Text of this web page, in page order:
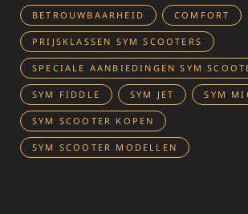
BETROUWBAARHEID COMFORT
PRIJSKLASSEN SYM SCOOTERS
SPECIALE AANBIEDINGEN SYM
SYM FIDDLE SYM JET SYM
SYM SCOOTER KOPEN
SYM SCOOTER MODELLEN